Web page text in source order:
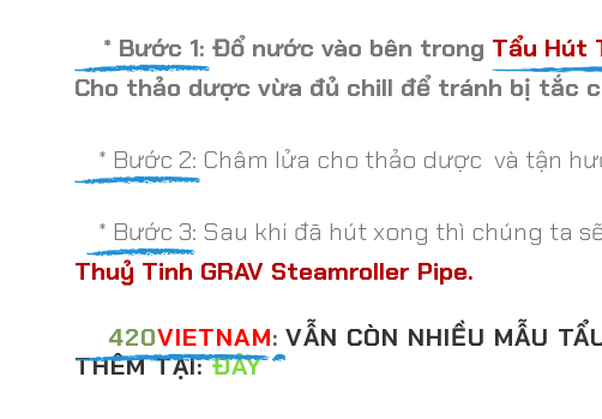
* Bước 1: Đổ nước vào bên trong Tẩu Hút
Cho thảo dược vừa đủ chill để tránh bị tắc
* Bước 2: Châm lửa cho thảo dược và tận
* Bước 3: Sau khi đã hút xong thì chúng ta
Thuỷ Tinh GRAV Steamroller Pipe.
420VIETNAM: VẪN CÒN NHIỀU MẪU
THÊM TẠI:ĐÂY